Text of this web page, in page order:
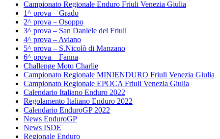
Campionato Regionale Enduro Friuli Venezia Giulia
1^ prova – Grado
2^ prova – Osoppo
3^ prova – San Daniele del Friuli
4^ prova – Aviano
5^ prova – S.Nicolò di Manzano
6^ prova – Fanna
Challenge Moto Charlie
Campionato Regionale MINIENDURO Friuli Venezia Giulia
Campionato Regionale EPOCA Friuli Venezia Giulia
Calendario Italiano Enduro 2022
Regolamento Italiano Enduro 2022
Calendario EnduroGP 2022
News EnduroGP
News ISDE
Regionale Enduro